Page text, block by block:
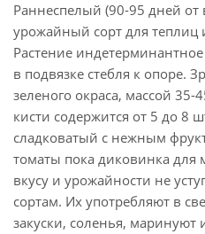
Раннеспелый (90-95 дней от
урожайный сорт для
Растение
в подвязке стебля к опоре.
зеленого окраса, массой
кисти содержится от 5 до 8
сладковатый с нежным
томаты пока диковинка для
вкусу и урожайности не
сортам. Их употребляют в
закуски, соленья, маринуют